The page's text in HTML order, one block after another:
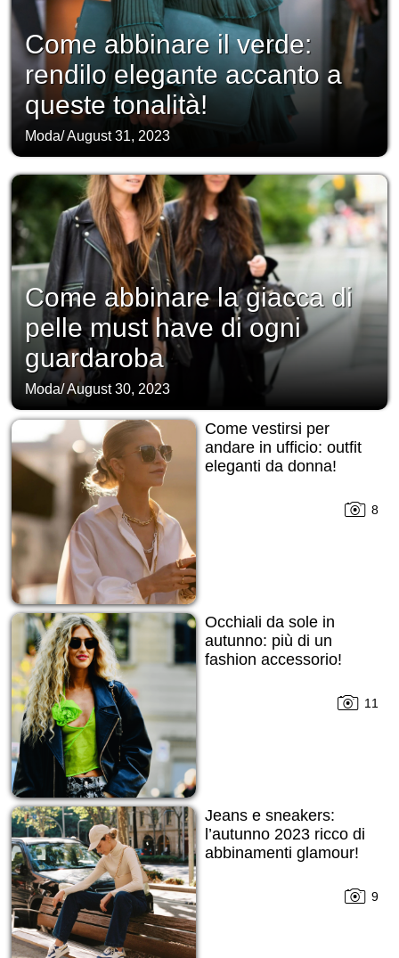
Come abbinare il verde:
rendilo elegante accanto a
queste tonalità!
Moda/August 31, 2023
Come abbinare la giacca di
pelle must have di ogni
guardaroba
Moda/August 30, 2023
Come vestirsi per
andare in ufficio: outfit
eleganti da donna!
8
Occhiali da sole in
autunno: più di un
fashion accessorio!
11
Jeans e sneakers:
l’autunno 2023 ricco di
abbinamenti glamour!
9